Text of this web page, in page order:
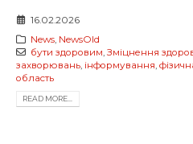
16.02.2026
News, NewsOld
бути здоровим Зміцнення
захворювань інформування
область
READ MORE...